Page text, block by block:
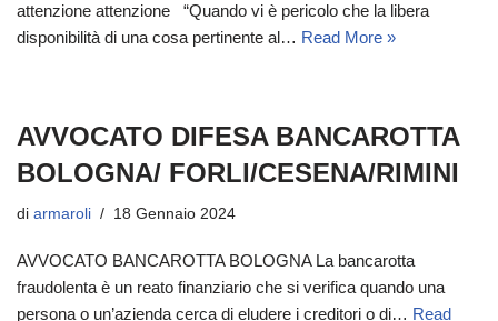
attenzione attenzione “Quando vi è pericolo che la libera
disponibilità di una cosa pertinente al… Read More »
AVVOCATO DIFESA BANCAROTTA
BOLOGNA/ FORLI/CESENA/RIMINI
di armaroli 18 Gennaio 2024
AVVOCATO BANCAROTTA BOLOGNA La bancarotta
fraudolenta è un reato finanziario che si verifica quando una
persona o un’azienda cerca di eludere i creditori o di… Read